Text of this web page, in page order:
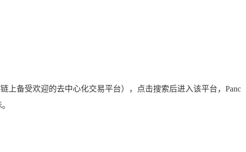
上备受欢迎的去中心化交易平台），点击搜索后进入该平台，Panc